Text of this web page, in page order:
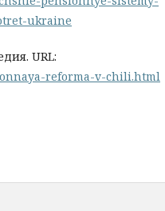
ukraine
URL:
reforma-v-chili.html